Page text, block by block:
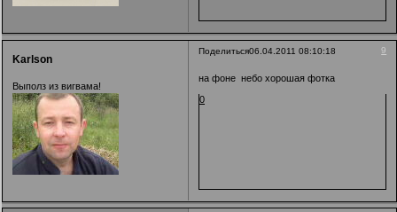
Поделиться 9
06.04.2011 08:10:18
Karlson
Выполз из вигвама!
на фоне небо хорошая фотка
0